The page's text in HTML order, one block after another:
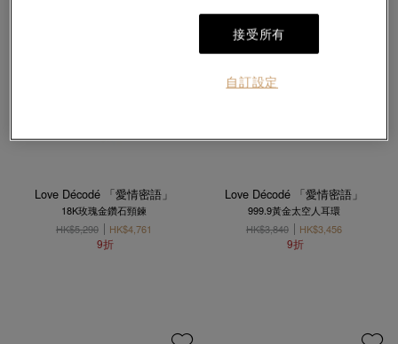
Love Décodé 「愛情密語」
18K玫瑰金鑽石頸鍊
HK$5,290
HK$4,761
9折
Love Décodé 「愛情密語」
999.9黃金太空人耳環
HK$3,840
HK$3,456
9折
接受所有
自訂設定